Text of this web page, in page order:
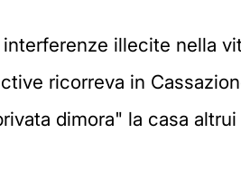
illecite nella
ricorreva in
dimora" la casa